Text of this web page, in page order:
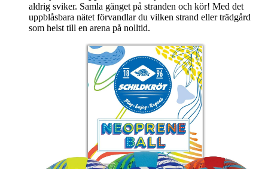
aldrig sviker. Samla gänget på stranden och kör! Med det
uppblåsbara nätet förvandlar du vilken strand eller trädgård
som helst till en arena på nolltid.